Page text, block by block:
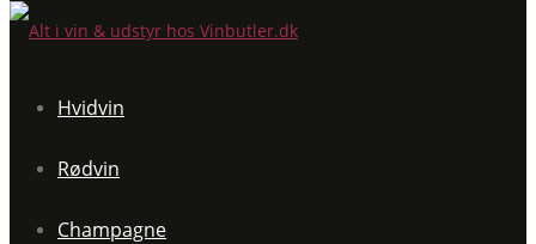
Hvidvin
Rødvin
Champagne